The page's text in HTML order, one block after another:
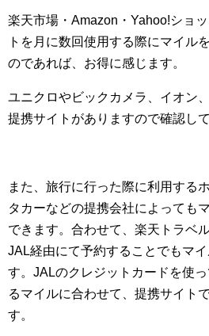
楽天市場・Amazon・Yahoo!ショ
トを月に数回使用する際にマイル
のであれば、お得に感じます。
ユニクロやビックカメラ、イオン
提携サイトがありますので確認し
また、旅行に行った際に利用する
タカーなどの提携会社によっても
できます。合わせて、楽天トラベ
JAL経由にて予約することでもマ
す。JALのクレジットカードを使
るマイルに合わせて、提携サイト
す。